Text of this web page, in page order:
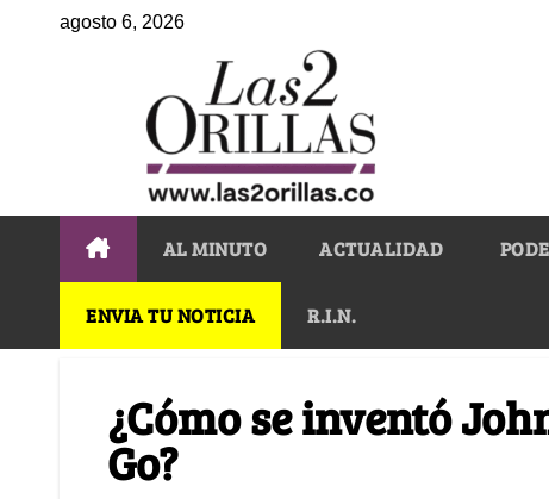
agosto 6, 2026
AL MINUTO ACTUALIDAD
ENVIA TU NOTICIA R.I.N.
¿Cómo se inventó
Go?